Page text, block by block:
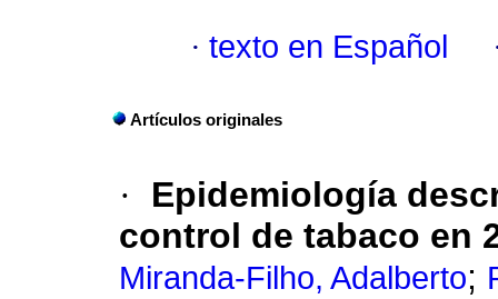
· texto en Español
Artículos originales
·
Epidemiología
control de tabaco en
Miranda-Filho, Adalberto;